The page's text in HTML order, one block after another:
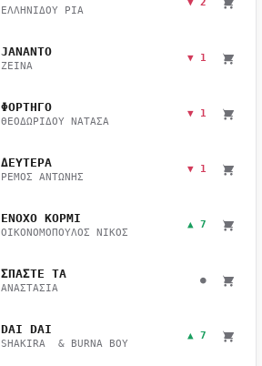
ΕΛΛΗΝΙΔΟΥ ΡΙΑ
JANANTO
ZEINA
▼ 1
ΦΟΡΤΗΓΟ
ΘΕΟΔΩΡΙΔΟΥ ΝΑΤΑΣΑ
▼ 1
ΔΕΥΤΕΡΑ
ΡΕΜΟΣ ΑΝΤΩΝΗΣ
▼ 1
ΕΝΟΧΟ ΚΟΡΜΙ
ΟΙΚΟΝΟΜΟΠΟΥΛΟΣ ΝΙΚΟΣ
▲ 7
ΣΠΑΣΤΕ ΤΑ
ΑΝΑΣΤΑΣΙΑ
●
DAI DAI
SHAKIRA & BURNA BOY
▲ 7